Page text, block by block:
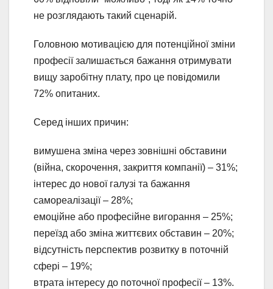
не розглядають такий сценарій.
Головною мотивацією для потенційної зміни
професії залишається бажання отримувати
вищу заробітну плату, про це повідомили
72% опитаних.
Серед інших причин:
вимушена зміна через зовнішні обставини
(війна, скорочення, закриття компанії) – 31%;
інтерес до нової галузі та бажання
самореалізації – 28%;
емоційне або професійне вигорання – 25%;
переїзд або зміна життєвих обставин – 20%;
відсутність перспектив розвитку в поточній
сфері – 19%;
втрата інтересу до поточної професії – 13%.